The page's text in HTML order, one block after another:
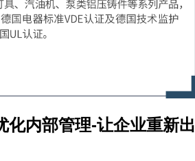
化内部管理-让企业重新出